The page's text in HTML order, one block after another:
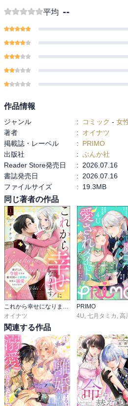
平均 --
作品情報
ジャンル : コミック - 女
著者
:
オイナツ
掲載誌・レーベル
:
PRIMO
出版社
: ぶんか社
Reader Store発売日
:
2026.07.16
書誌発売日
:
2026.07.16
ファイルサイズ
: 19.3MB
同じ著者の作品
オイナツ
PRIMO
4U 七月タミカ 高
関連する作品